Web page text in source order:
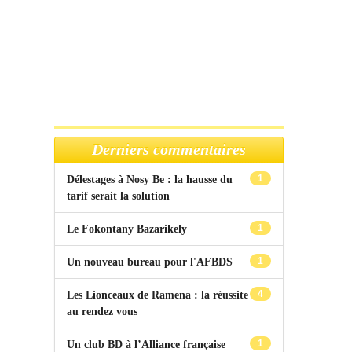
Derniers commentaires
1
Délestages à Nosy Be : la hausse du
tarif serait la solution
1
Le Fokontany Bazarikely
1
Un nouveau bureau pour l'AFBDS
4
Les Lionceaux de Ramena : la réussite
au rendez vous
1
Un club BD à l’Alliance française